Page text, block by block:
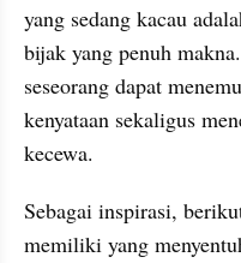
yang sedang kacau
bijak yang penuh
seseorang dapat
kenyataan sekaligus
kecewa.
Sebagai inspirasi,
memiliki yang